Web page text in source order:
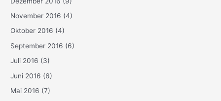
November 2016 (4)
Oktober 2016 (4)
September 2016 (6)
Juli 2016 (3)
Juni 2016 (6)
Mai 2016 (7)